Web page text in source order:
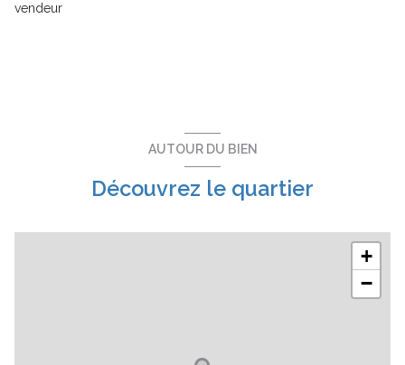
interphone
vendeur
AUTOUR DU BIEN
Découvrez le quartier
+
−